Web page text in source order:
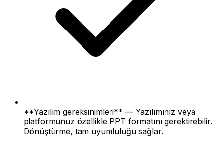
**Yazılım gereksinimleri** — Yazılımınız veya
platformunuz özellikle PPT formatını gerektirebilir.
Dönüştürme, tam uyumluluğu sağlar.